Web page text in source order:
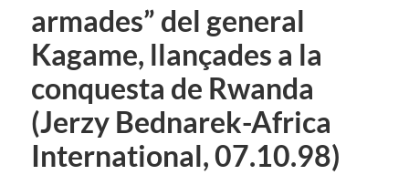
armades” del general
Kagame, llançades a la
conquesta de Rwanda
(Jerzy Bednarek-Africa
International, 07.10.98)